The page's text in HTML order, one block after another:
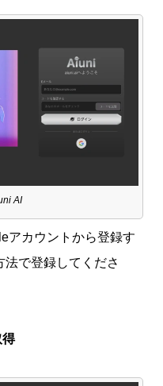
AI
アカウントから登録す
法で登録してくださ